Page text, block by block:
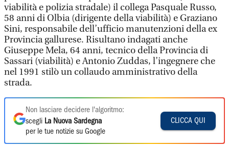
viabilità e polizia stradale) il collega Pasquale Russo,
58 anni di Olbia (dirigente della viabilità) e Graziano
Sini, responsabile dell’ufficio manutenzioni della ex
Provincia gallurese. Risultano indagati anche
Giuseppe Mela, 64 anni, tecnico della Provincia di
Sassari (viabilità) e Antonio Zuddas, l’ingegnere che
nel 1991 stilò un collaudo amministrativo della
strada.
Non lasciare decidere l'algoritmo:
scegli La Nuova Sardegna
per le tue notizie su Google
CLICCA QUI